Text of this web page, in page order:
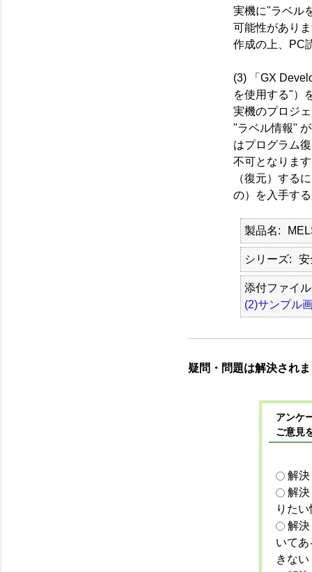
実機に"ラベル
可能性があり
作成の上、PC
(3) 「GX
を使用する"）
実機のプロジ
"ラベル情報"
はプログラム
不可となりま
（復元）する
の）を入手す
製品名
シリーズ 安
添付ファイ
(2)サンプル
疑問・問題は解決され
アンケ
ご意見
解
解
りた
解
いて
きない